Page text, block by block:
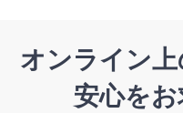
オンライン
安心を